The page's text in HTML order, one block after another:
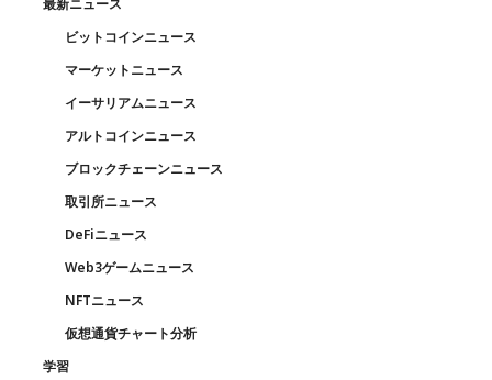
最新ニュース
ビットコインニュース
マーケットニュース
イーサリアムニュース
アルトコインニュース
ブロックチェーンニュース
取引所ニュース
DeFiニュース
Web3ゲームニュース
NFTニュース
仮想通貨チャート分析
学習